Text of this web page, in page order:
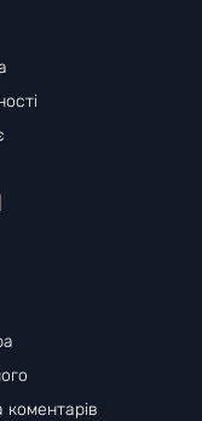
коментарів